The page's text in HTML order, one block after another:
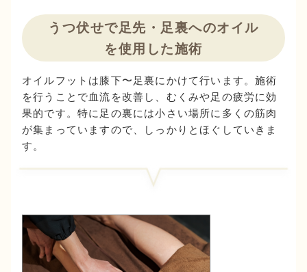
うつ伏せで足先・足裏へのオイル
を使用した施術
オイルフットは膝下〜足裏にかけて行います。施術
を行うことで血流を改善し、むくみや足の疲労に効
果的です。特に足の裏には小さい場所に多くの筋肉
が集まっていますので、しっかりとほぐしていきま
す。